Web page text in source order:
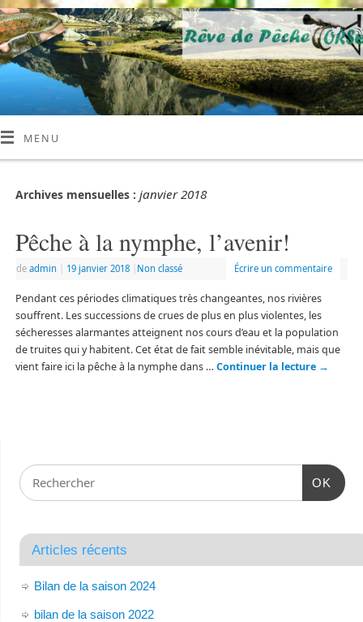
MENU
Archives mensuelles : janvier 2018
Pêche à la nymphe, l’avenir!
de admin 19 janvier 2018 Non classé Écrire un commentaire
Pendant ces périodes climatiques très changeantes, nos rivières
souffrent. Les successions de crues de plus en plus violentes, les
sécheresses alarmantes atteignent nos cours d’eau et la population
de truites qui y habitent. Cet état de fait semble inévitable, mais que
vient faire ici la pêche à la nymphe dans … Continuer la lecture →
OK
Articles récents
Bilan de la saison 2024
bilan de la saison 2022